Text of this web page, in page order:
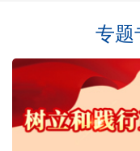
从实习生到主管，他
专题